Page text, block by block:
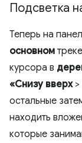
Подсветка
Теперь на
основном
курсора в
«Снизу вверх>
остальные
находить
которые